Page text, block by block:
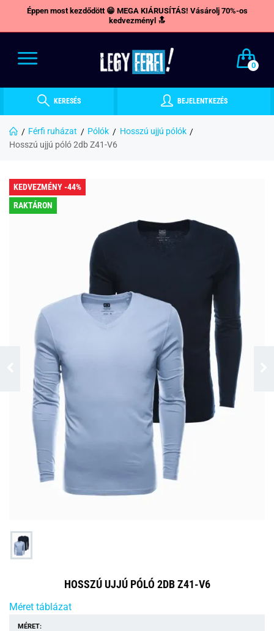
Éppen most kezdődött 😁 MEGA KIÁRUSÍTÁS! Vásárolj 70%-os
kedvezményl 🔝
0
KERESÉS BEJELENTKEZÉS
Férfi ruházat Pólók
Hosszú ujjú pólók
Hosszú ujjú póló 2db Z41-V6
KEDVEZMÉNY -44%
RAKTÁRON
HOSSZÚ UJJÚ PÓLÓ 2DB Z41-V6
Méret táblázat
MÉRET: